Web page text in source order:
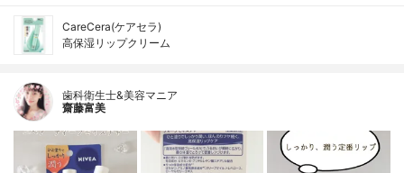
CareCera(ケアセラ)
高保湿リップクリーム
歯科衛生士&美容マニア
齋藤富美